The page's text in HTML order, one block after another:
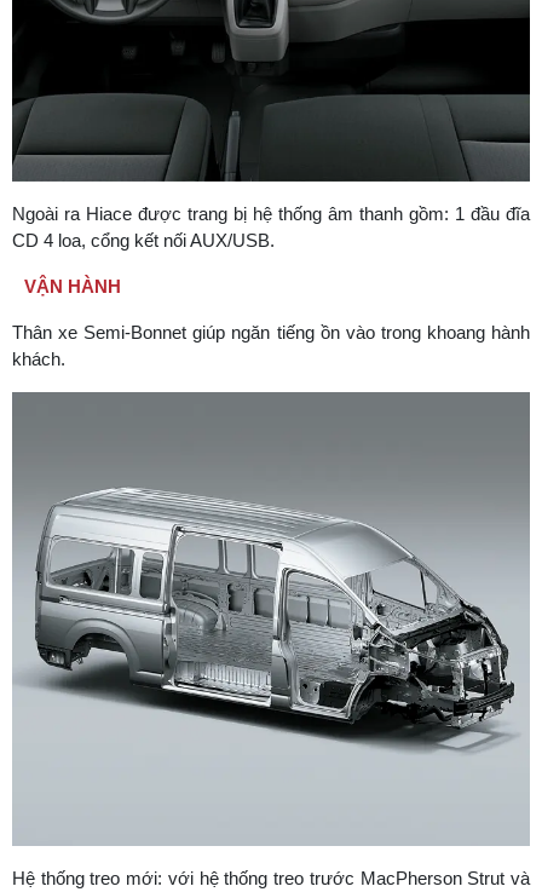
Ngoài ra Hiace được trang bị hệ thống âm thanh gồm: 1 đầu đĩa
CD 4 loa, cổng kết nối AUX/USB.
VẬN HÀNH
Thân xe Semi-Bonnet giúp ngăn tiếng ồn vào trong khoang hành
khách.
Hệ thống treo mới: với hệ thống treo trước MacPherson Strut và